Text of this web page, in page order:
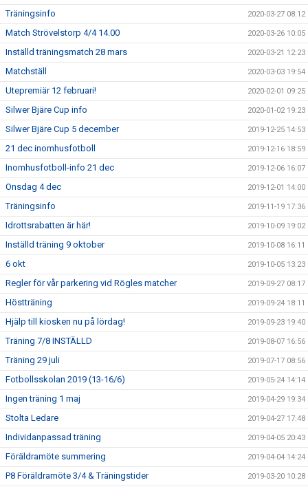
Träningsinfo 2020-03-27 08:12
Match Strövelstorp 4/4 14.00 2020-03-26 10:05
Inställd träningsmatch 28 mars 2020-03-21 12:23
Matchställ 2020-03-03 19:54
Utepremiär 12 februari! 2020-02-01 09:25
Silwer Bjäre Cup info 2020-01-02 19:23
Silwer Bjäre Cup 5 december 2019-12-25 14:53
21 dec inomhusfotboll 2019-12-16 18:59
Inomhusfotboll-info 21 dec 2019-12-06 16:07
Onsdag 4 dec 2019-12-01 14:00
Träningsinfo 2019-11-19 17:36
Idrottsrabatten är här! 2019-10-09 19:02
Inställd träning 9 oktober 2019-10-08 16:11
6 okt 2019-10-05 13:23
Regler för vår parkering vid Rögles matcher 2019-09-27 08:17
Höstträning 2019-09-24 18:11
Hjälp till kiosken nu på lördag! 2019-09-23 19:40
Träning 7/8 INSTÄLLD 2019-08-07 16:56
Träning 29 juli 2019-07-17 08:56
Fotbollsskolan 2019 (13-16/6) 2019-05-24 14:14
Ingen träning 1 maj 2019-04-29 19:34
Stolta Ledare 2019-04-27 17:48
Individanpassad träning 2019-04-05 20:43
Föräldramöte summering 2019-04-04 14:24
P8 Föräldramöte 3/4 & Träningstider 2019-03-20 10:28